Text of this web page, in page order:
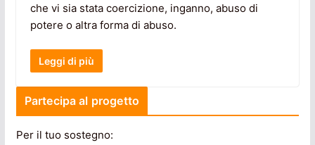
che vi sia stata coercizione, inganno, abuso di
potere o altra forma di abuso.
Leggi di più
Partecipa al progetto
Per il tuo sostegno: